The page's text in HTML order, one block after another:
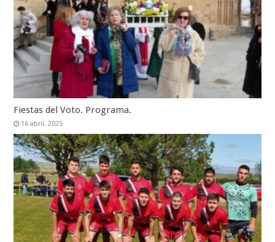
Fiestas del Voto. Programa.
16 abril, 2025